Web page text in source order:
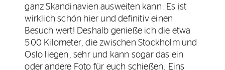
ganz Skandinavien ausweiten kann. Es ist
wirklich schön hier und definitiv einen
Besuch wert! Deshalb genieße ich die etwa
500 Kilometer, die zwischen Stockholm und
Oslo liegen, sehr und kann sogar das ein
oder andere Foto für euch schießen. Eins